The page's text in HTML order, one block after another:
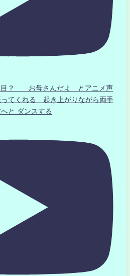
目？ お母さんだよ とアニメ声
ってくれる 起き上がりながら両手
と ダンスする